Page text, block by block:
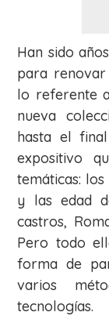
Han sido
para
lo referente
nueva
hasta el
expositivo
temáticas:
y las edad
castros,
Pero todo
forma de
varios
tecnologías.